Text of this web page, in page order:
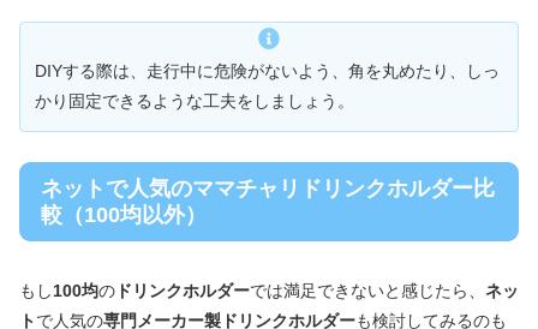
DIYする際は、走行中に危険がないよう、角を丸めたり、しっ
かり固定できるような工夫をしましょう。
ネットで人気のママチャリドリンクホルダー比
較（100均以外）
もし100均の ドリンクホルダーでは満足できないと感じたら、 ネッ
トで人気の専門メーカー製ドリンクホルダーも検討してみるのも